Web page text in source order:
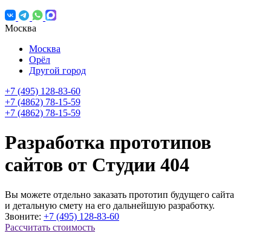
Москва
Москва
Орёл
Другой город
+7 (495) 128-83-60
+7 (4862) 78-15-59
+7 (4862) 78-15-59
Разработка прототипов
сайтов от Студии 404
Вы можете отдельно заказать прототип будущего сайта
и детальную смету на его дальнейшую разработку.
Звоните: +7 (495) 128-83-60
Рассчитать стоимость